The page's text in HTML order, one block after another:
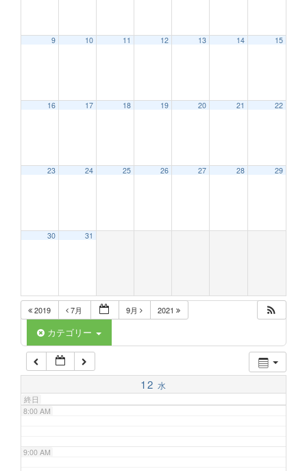
9 10 11 12 13 14 15
16 17 18 19 20 21 22
23 24 25 26 27 28 29
30 31
2019 7月 9月 2021
カテゴリー
12 水
終日
2:00 AM
6:00 AM
7:00 AM
8:00 AM
9:00 AM